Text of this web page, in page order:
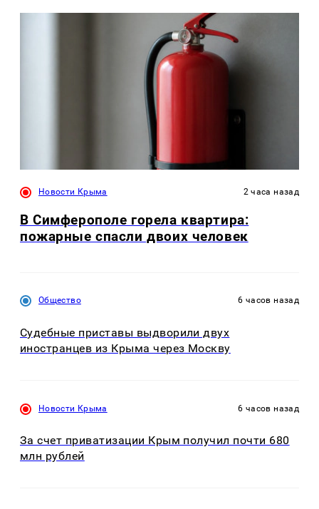
Новости Крыма 2 часа назад
В Симферополе горела квартира:
пожарные спасли двоих человек
Общество 6 часов назад
Судебные приставы выдворили двух
иностранцев из Крыма через Москву
Новости Крыма 6 часов назад
За счет приватизации Крым получил почти 680
млн рублей